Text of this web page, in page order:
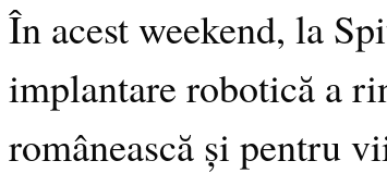
În acest weekend, la
implantare robotică a
românească și pentru